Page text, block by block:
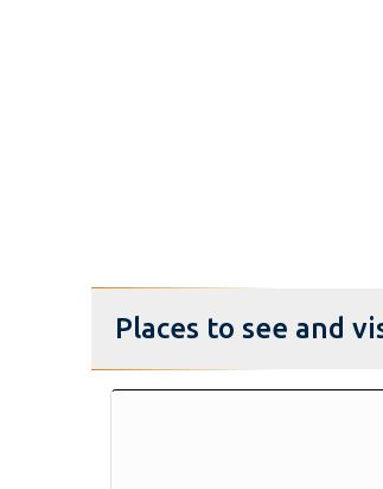
Places to see and